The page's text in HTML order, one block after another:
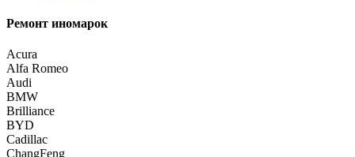
Ремонт иномарок
Acura
Alfa Romeo
Audi
BMW
Brilliance
BYD
Cadillac
ChangFeng